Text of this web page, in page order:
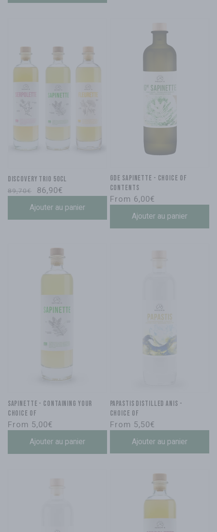
Discovery trio 50cl
Regular
89,70€
Sale
86,90€
Ajouter au panier
GDE Sapinette - choice of
contents
Regular
From 6,00€
Ajouter au panier
SAPINETTE - containing your
choice of
Regular
From 5,00€
Ajouter au panier
Papastis Distilled Anis -
Choice of
Regular
From 5,50€
Ajouter au panier